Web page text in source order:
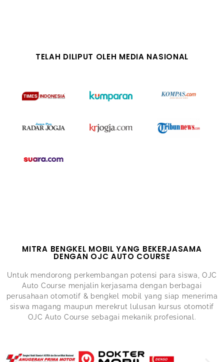
TELAH DILIPUT OLEH MEDIA NASIONAL
MITRA BENGKEL MOBIL YANG BEKERJASAMA
DENGAN OJC AUTO COURSE
Untuk mendorong perkembangan potensi para siswa, OJC
Auto Course menjalin kerjasama dengan berbagai
perusahaan otomotif & bengkel mobil yang siap menerima
siswa magang maupun merekrut lulusan kursus otomotif
OJC Auto Course sebagai mekanik profesional.